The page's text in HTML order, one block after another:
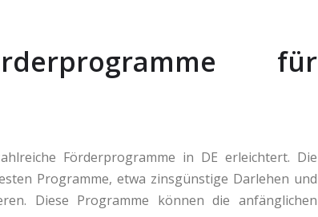
für
Förderprogramme in DE erleichtert. Die
Programme, etwa zinsgünstige Darlehen und
Diese Programme können die anfänglichen